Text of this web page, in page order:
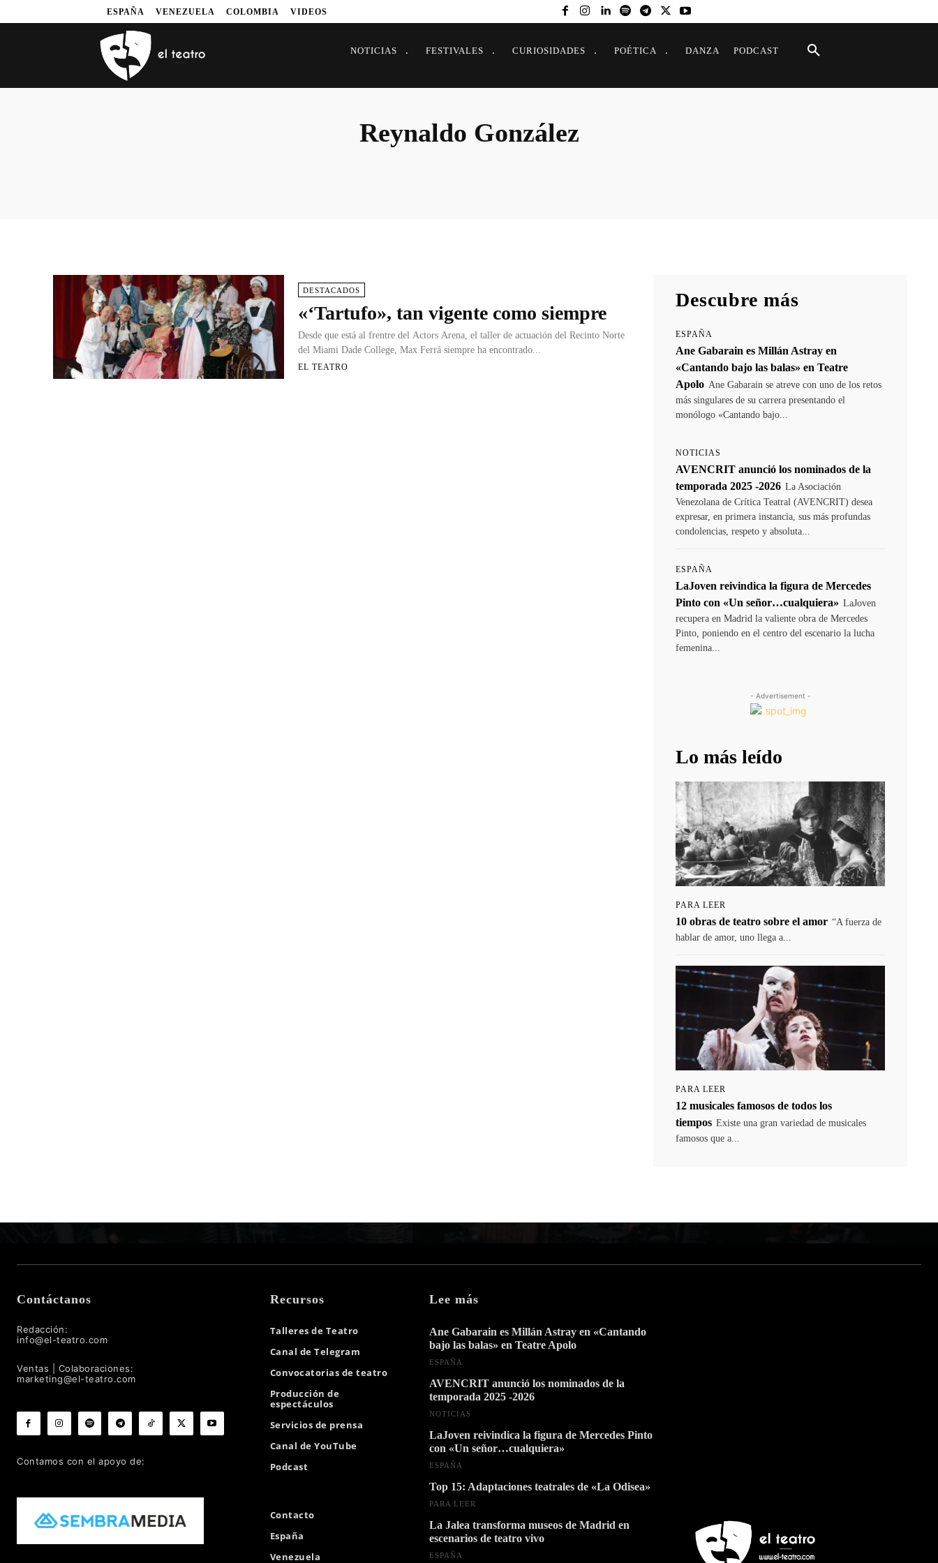
ESPAÑA VENEZUELA COLOMBIA VIDEOS
NOTICIAS FESTIVALES CURIOSIDADES POÉTICA DANZA PODCAST
Reynaldo González
DESTACADOS
«‘Tartufo», tan vigente como siempre
Desde que está al frentre del Actors Arena, el taller de actuación del Recinto Norte
del Miami Dade College, Max Ferrá siempre ha encontrado...
EL TEATRO
Descubre más
ESPAÑA
Ane Gabarain es Millán Astray en
«Cantando bajo las balas» en Teatre
Apolo Ane Gabarain se atreve con uno de los retos
más singulares de su carrera presentando el
monólogo «Cantando bajo...
NOTICIAS
AVENCRIT anunció los nominados de la
temporada 2025 -2026 La Asociación
Venezolana de Crítica Teatral (AVENCRIT) desea
expresar, en primera instancia, sus más profundas
condolencias, respeto y absoluta...
ESPAÑA
LaJoven reivindica la figura de Mercedes
Pinto con «Un señor…cualquiera» LaJoven
recupera en Madrid la valiente obra de Mercedes
Pinto, poniendo en el centro del escenario la lucha
femenina...
- Advertisement -
Lo más leído
PARA LEER
10 obras de teatro sobre el amor “A fuerza de
hablar de amor, uno llega a...
PARA LEER
12 musicales famosos de todos los
tiempos Existe una gran variedad de musicales
famosos que a...
Contáctanos
Redacción:
info@el-teatro.com
Ventas | Colaboraciones:
marketing@el-teatro.com
Contamos con el apoyo de:
Recursos
Talleres de Teatro
Canal de Telegram
Convocatorias de teatro
Producción de
espectáculos
Servicios de prensa
Canal de YouTube
Podcast
Contacto
España
Venezuela
Lee más
Ane Gabarain es Millán Astray en «Cantando
bajo las balas» en Teatre Apolo
ESPAÑA
AVENCRIT anunció los nominados de la
temporada 2025 -2026
NOTICIAS
LaJoven reivindica la figura de Mercedes Pinto
con «Un señor…cualquiera»
ESPAÑA
Top 15: Adaptaciones teatrales de «La Odisea»
PARA LEER
La Jalea transforma museos de Madrid en
escenarios de teatro vivo
ESPAÑA